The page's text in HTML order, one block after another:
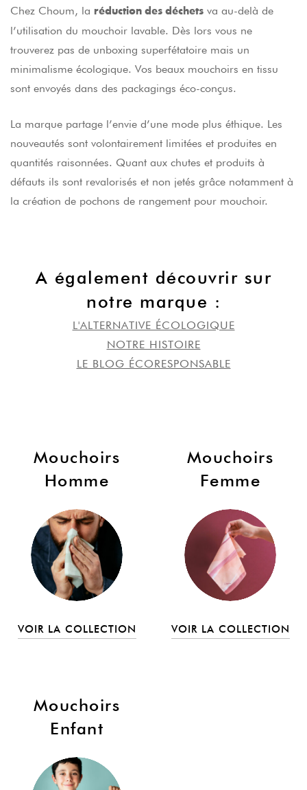
Chez Choum, la réduction des déchets va au-delà de
l’utilisation du mouchoir lavable. Dès lors vous ne
trouverez pas de unboxing superfétatoire mais un
minimalisme écologique. Vos beaux mouchoirs en tissu
sont envoyés dans des packagings éco-conçus.
La marque partage l’envie d’une mode plus éthique. Les
nouveautés sont volontairement limitées et produites en
quantités raisonnées. Quant aux chutes et produits à
défauts ils sont revalorisés et non jetés grâce notamment à
la création de pochons de rangement pour mouchoir.
A également découvrir sur
notre marque :
L'ALTERNATIVE ÉCOLOGIQUE
NOTRE HISTOIRE
LE BLOG ÉCORESPONSABLE
Mouchoirs
Homme
VOIR LA COLLECTION
Mouchoirs
Femme
VOIR LA COLLECTION
Mouchoirs
Enfant